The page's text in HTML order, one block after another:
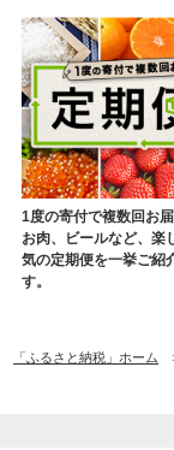
1度の寄付で複数回お
お肉、ビールなど、楽
気の定期便を一挙ご紹
す。
「ふるさと納税」ホーム